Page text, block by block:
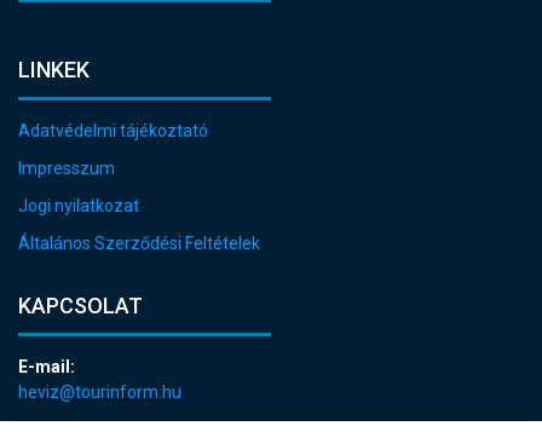
LINKEK
Adatvédelmi tájékoztató
Impresszum
Jogi nyilatkozat
Általános Szerződési Feltételek
KAPCSOLAT
E-mail:
heviz@tourinform.hu